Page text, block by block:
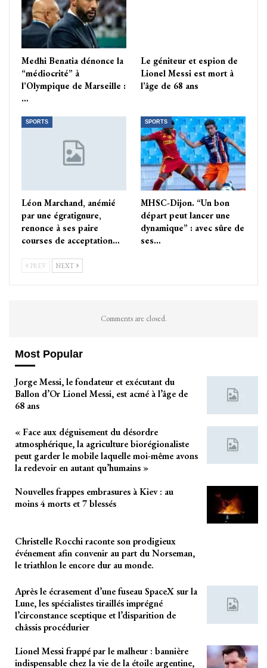
Medhi Benatia dénonce la
“médiocrité” à
l’Olympique de Marseille :
…
Le géniteur et espion de
Lionel Messi est mort à
l’âge de 68 ans
SPORTS
Léon Marchand, anémié
par une égratignure,
renonce à ses paire
courses de acceptation…
SPORTS
MHSC-Dijon. “Un bon
départ peut lancer une
dynamique” : avec sûre de
ses…
PREV NEXT
Comments are closed.
Most Popular
Jorge Messi, le fondateur et exécutant du
Ballon d’Or Lionel Messi, est acmé à l’âge de
68 ans
« Face aux déguisement du désordre
atmosphérique, la agriculture biorégionaliste
peut garder le mobile laquelle moi-même avons
la redevoir en autant qu’humains »
Nouvelles frappes embrasures à Kiev : au
moins 4 morts et 7 blessés
Christelle Rocchi raconte son prodigieux
événement afin convenir au part du Norseman,
le triathlon le encore dur au monde.
Après le écrasement d’une fuseau SpaceX sur la
Lune, les spécialistes tiraillés imprégné
l’circonstance sceptique et l’disparition de
châssis procédurier
Lionel Messi frappé par le malheur : bannière
indispensable chez la vie de la étoile argentine,